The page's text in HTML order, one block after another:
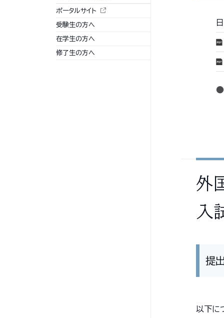
外
入
提
以下に
ポータルサイト
受験生の方へ
在学生の方へ
修了生の方へ